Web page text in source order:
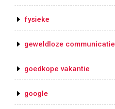
fysieke
geweldloze communicatie
goedkope vakantie
google